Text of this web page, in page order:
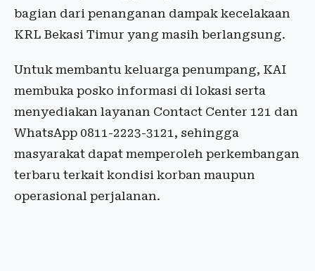
bagian dari penanganan dampak kecelakaan
KRL Bekasi Timur yang masih berlangsung.
Untuk membantu keluarga penumpang, KAI
membuka posko informasi di lokasi serta
menyediakan layanan Contact Center 121 dan
WhatsApp 0811-2223-3121, sehingga
masyarakat dapat memperoleh perkembangan
terbaru terkait kondisi korban maupun
operasional perjalanan.